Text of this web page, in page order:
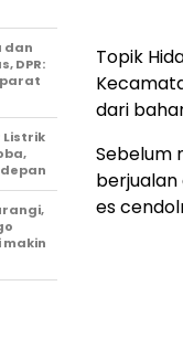
Topik
dari
Sebelum
berjualan
es
dan
DPR:
Listrik